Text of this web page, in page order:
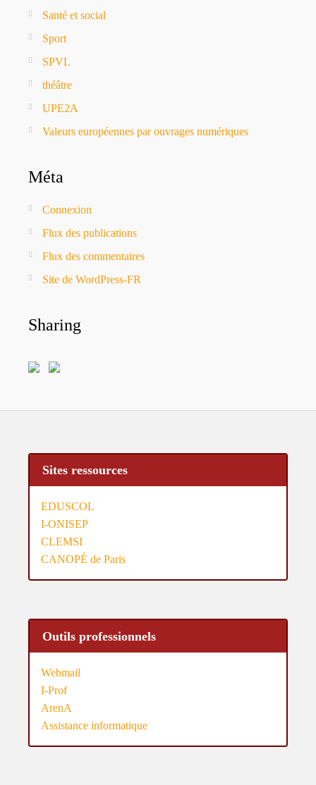
Santé et social
Sport
SPVL
théâtre
UPE2A
Valeurs européennes par ouvrages numériques
Méta
Connexion
Flux des publications
Flux des commentaires
Site de WordPress-FR
Sharing
Sites ressources
EDUSCOL
I-ONISEP
CLEMSI
CANOPÉ de Paris
Outils professionnels
Webmail
I-Prof
ArenA
Assistance informatique